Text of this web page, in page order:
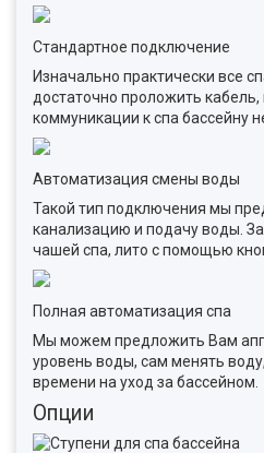
Стандартное подключение
Изначально практически все
достаточно проложить
коммуникации к спа бассейну
Автоматизация смены воды
Такой тип подключения мы
канализацию и подачу воды.
чашей спа, лито с помощью
Полная автоматизация спа
Мы можем предложить Вам
уровень воды, сам менять
времени на уход за бассейном.
Опции